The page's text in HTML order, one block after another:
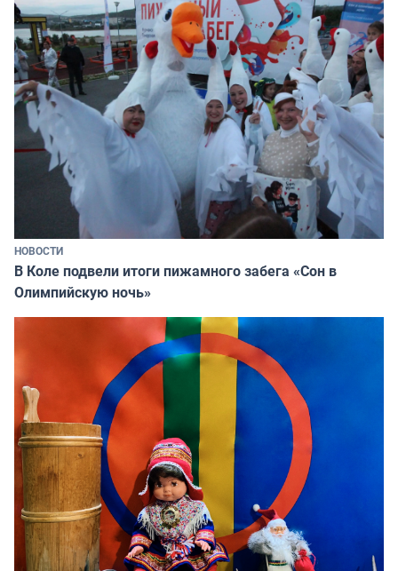
НОВОСТИ
В Коле подвели итоги пижамного забега «Сон в
Олимпийскую ночь»